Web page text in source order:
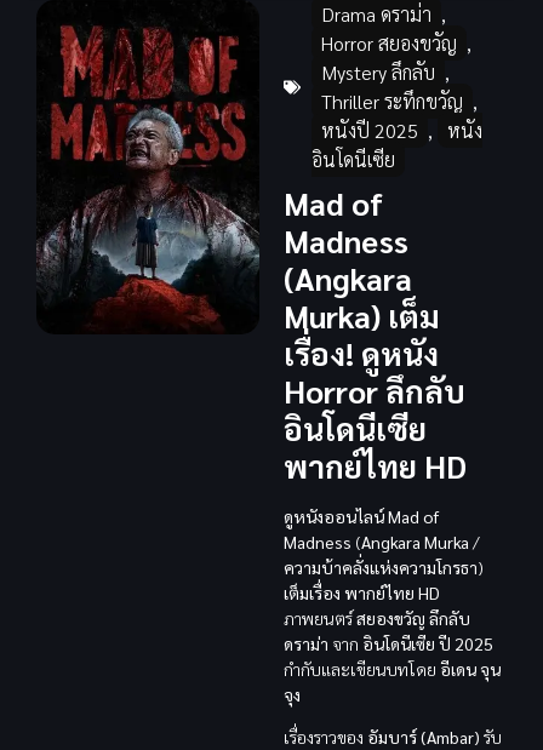
Drama ดราม่า ,
Horror สยองขวัญ ,
Mystery ลึกลับ ,
Thriller ระทึกขวัญ ,
หนังปี 2025 ,
หนัง
อินโดนีเซีย
Mad of
Madness
(Angkara
Murka) เต็ม
เรื่อง! ดูหนัง
Horror ลึกลับ
อินโดนีเซีย
พากย์ไทย HD
ดูหนังออนไลน์Mad of
Madness (Angkara Murka /
ความบ้าคลั่งแห่งความโกรธา)
เต็มเรื่อง พากย์ไทย HD
ภาพยนตร์สยองขวัญ ลึกลับ
ดราม่า จาก อินโดนีเซีย ปี 2025
กำกับและเขียนบทโดย อีเดน จุน
จุง
เรื่องราวของ อัมบาร์ (Ambar) รับ